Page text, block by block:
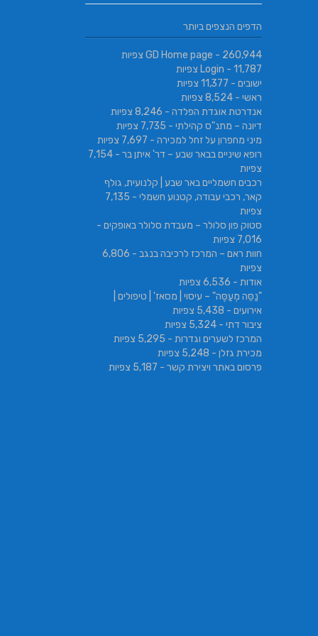
הדפים הנצפים ביותר
GD Home page - 260,944 צפיות
Login - 11,787 צפיות
ישובים - 11,377 צפיות
ראשי - 8,524 צפיות
אנדרטת אוגדת הפלדה - 8,246 צפיות
דיונה – מתנ"ס קהילתי - 7,735 צפיות
מיני מחפרון על זחל למכירה - 7,697 צפיות
רופא שיניים בבאר שבע – דר' איתן בר
- 7,154
צפיות
רכבים חשמליים באר שבע | קלנועית, גולף
קאר, רכבי עבודה, קטנוע חשמלי
- 7,135
צפיות
סטוק פון סלולר – מעבדת סלולר באופקים -
7,016 צפיות
חוות ראם – המרכז לרכיבה בנגב
- 6,806
צפיות
אודות - 6,536 צפיות
"נַסֵּה מְעַסֶּה" – עיסוי | מסאז' | טיפולים |
אירועים - 5,438 צפיות
ציבור דתי - 5,324 צפיות
המרכז לשערים וגדרות - 5,295 צפיות
מכירת גזלן - 5,248 צפיות
פרסום באתר ויצירת קשר - 5,187 צפיות
SABRESA Brewery מבשלת שיכר | מבשלת
בירה